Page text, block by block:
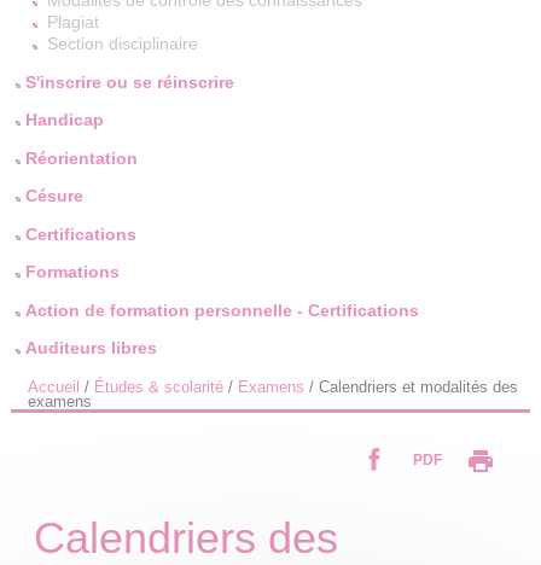
Plagiat
Section disciplinaire
S'inscrire ou se réinscrire
Handicap
Réorientation
Césure
Certifications
Formations
Action de formation personnelle - Certifications
Auditeurs libres
Accueil / Études & scolarité/ Examens / Calendriers et modalités des
examens
PDF
Calendriers des